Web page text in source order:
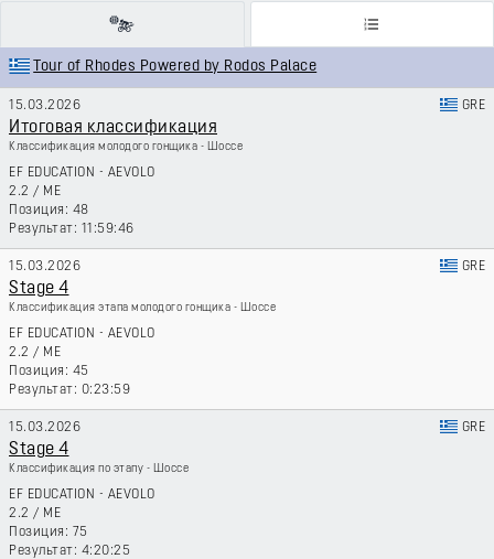
Tour of Rhodes Powered by Rodos Palace
15.03.2026 GRE
Итоговая классификация
Классификация молодого гонщика - Шоссе
EF EDUCATION - AEVOLO
2.2 / ME
48
11:59:46
15.03.2026 GRE
Stage 4
Классификация этапа молодого гонщика - Шоссе
EF EDUCATION - AEVOLO
2.2 / ME
45
0:23:59
15.03.2026 GRE
Stage 4
Классификация по этапу - Шоссе
EF EDUCATION - AEVOLO
2.2 / ME
75
4:20:25